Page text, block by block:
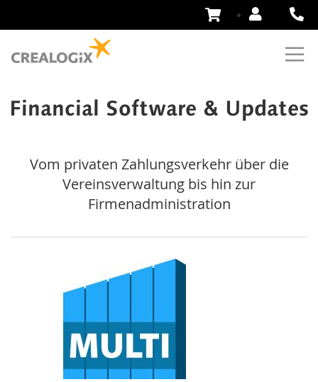
Zum
Inhalt
Financial Software & Updates
Vom privaten Zahlungsverkehr über die
Vereinsverwaltung bis hin zur
Firmenadministration